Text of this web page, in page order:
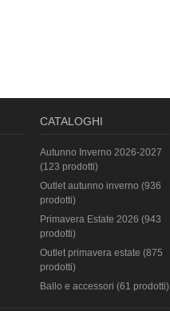
CATALOGHI
Autunno Inverno 2026-2027
(123 prodotti)
Outlet autunno inverno (936
prodotti)
Primavera Estate 2026 (943
prodotti)
Outlet primavera estate (875
prodotti)
Ballo e accessori (61 prodotti)